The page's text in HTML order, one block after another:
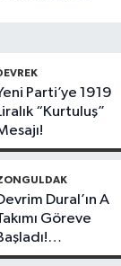
Parti’ye 1919
“Kurtuluş”
Dural’ın A
Göreve